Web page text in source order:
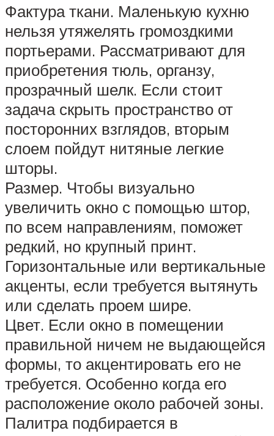
Фактура ткани. Маленькую кухню
нельзя утяжелять громоздкими
портьерами. Рассматривают для
приобретения тюль, органзу,
прозрачный шелк. Если стоит
задача скрыть пространство от
посторонних взглядов, вторым
слоем пойдут нитяные легкие
шторы.
Размер. Чтобы визуально
увеличить окно с помощью штор,
по всем направлениям, поможет
редкий, но крупный принт.
Горизонтальные или вертикальные
акценты, если требуется вытянуть
или сделать проем шире.
Цвет. Если окно в помещении
правильной ничем не выдающейся
формы, то акцентировать его не
требуется. Особенно когда его
расположение около рабочей зоны.
Палитра подбирается в